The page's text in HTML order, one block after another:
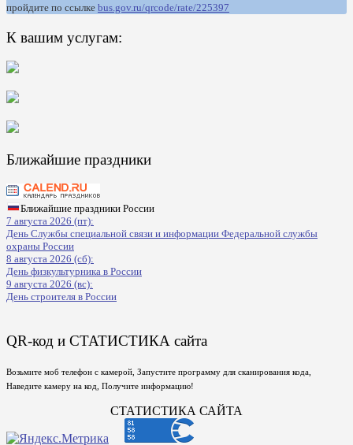
пройдите по ссылке bus.gov.ru/qrcode/rate/225397
К вашим услугам:
Ближайшие праздники
Ближайшие праздники России
7 августа 2026 (пт):
День Службы специальной связи и информации Федеральной службы
охраны России
8 августа 2026 (сб):
День физкультурника в России
9 августа 2026 (вс):
День строителя в России
QR-код и СТАТИСТИКА сайта
Возьмите моб телефон с камерой, Запустите программу для сканирования кода,
Наведите камеру на код, Получите информацию!
СТАТИСТИКА САЙТА